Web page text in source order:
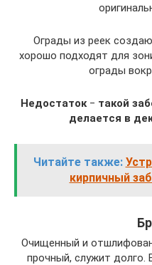
Ограды из реек
хорошо подходят для
ограды
Недостаток ‒ такой
делается в
Читайте также:
кирпичный
Очищенный и
прочный, служит долго.